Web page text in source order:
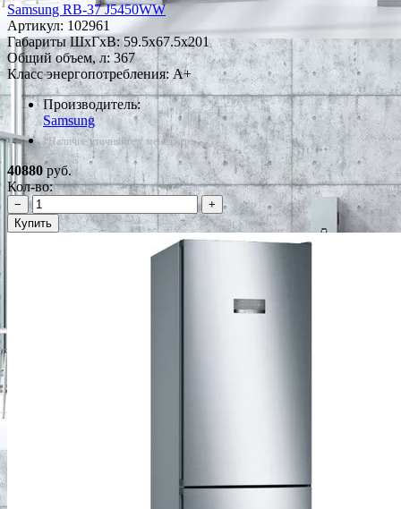
Samsung RB-37 J5450WW
Артикул: 102961
Габариты ШxГxВ: 59.5x67.5x201
Общий объем, л: 367
Класс энергопотребления: A+
Производитель:
Samsung
*Наличие уточняйте у менеджера
40880руб.
Кол-во:
−
+
Купить